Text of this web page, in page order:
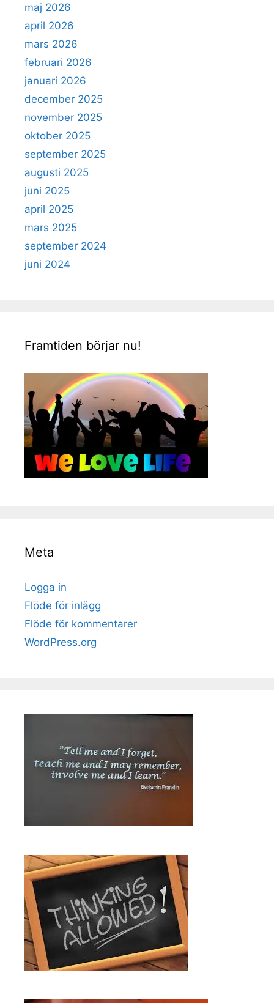
maj 2026
april 2026
mars 2026
februari 2026
januari 2026
december 2025
november 2025
oktober 2025
september 2025
augusti 2025
juni 2025
april 2025
mars 2025
september 2024
juni 2024
Framtiden börjar nu!
Meta
Logga in
Flöde för inlägg
Flöde för kommentarer
WordPress.org